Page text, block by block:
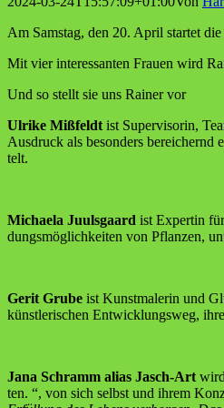
Am Sams­tag, den 20. April star­tet
Mit vier inter­es­san­ten Frau­en wird
Und so stellt sie uns Rai­ner vor
Ulri­ke Miß­feldtist Super­vi­so­rin,
Aus­druck als beson­ders
telt.
Michae­la Juuls­gaard ist Exper­tin
dungs­mög­lich­kei­ten von Pflan­zen,
Gerit Gru­be ist Kunst­ma­le­rin und
künst­le­ri­schen Ent­wick­lungs­weg,
Jana Schramm ali­as Jasch-Artwird
ten. “, von sich selbst und ihrem